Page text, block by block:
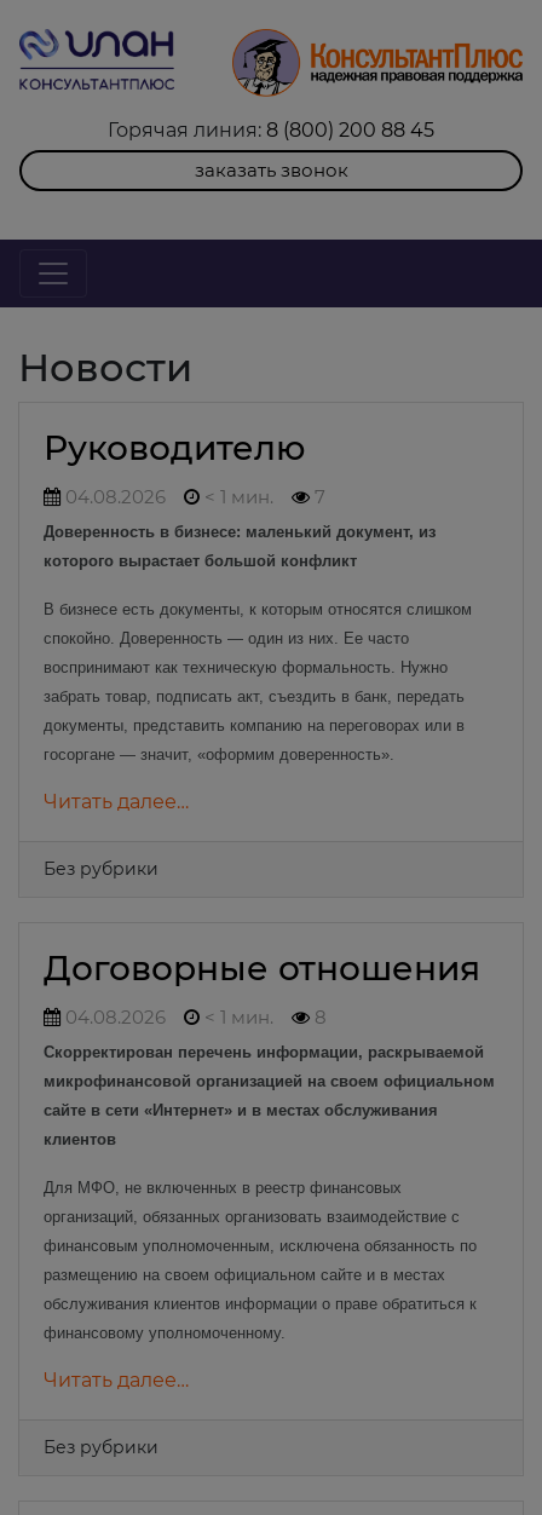
Горячая линия: 8 (800) 200 88 45
заказать звонок
Новости
Руководителю
04.08.2026 < 1 мин. 7
Доверенность в бизнесе: маленький документ, из
которого вырастает большой конфликт
В бизнесе есть документы, к которым относятся слишком
спокойно. Доверенность — один из них. Ее часто
воспринимают как техническую формальность. Нужно
забрать товар, подписать акт, съездить в банк, передать
документы, представить компанию на переговорах или в
госоргане — значит, «оформим доверенность».
Читать далее…
Без рубрики
Договорные отношения
04.08.2026 < 1 мин. 8
Скорректирован перечень информации, раскрываемой
микрофинансовой организацией на своем официальном
сайте в сети «Интернет» и в местах обслуживания
клиентов
Для МФО, не включенных в реестр финансовых
организаций, обязанных организовать взаимодействие с
финансовым уполномоченным, исключена обязанность по
размещению на своем официальном сайте и в местах
обслуживания клиентов информации о праве обратиться к
финансовому уполномоченному.
Читать далее…
Без рубрики